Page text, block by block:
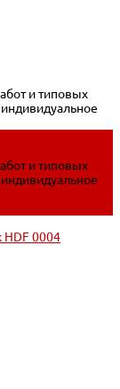
и типовых
и типовых
HDF 0004